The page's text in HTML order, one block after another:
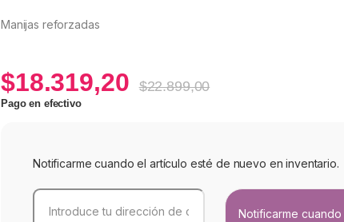
Manijas reforzadas
$18.319,20 $22.899,00
Pago en efectivo
Notificarme cuando el artículo esté de nuevo en inventario.